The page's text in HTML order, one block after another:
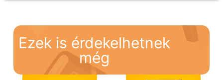
Ezek is érdekelhetnek
még